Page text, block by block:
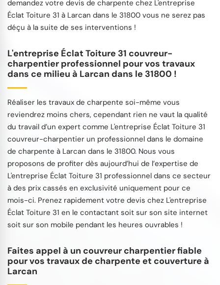
demandez votre devis de charpente chez L'entreprise
Éclat Toiture 31 à Larcan dans le 31800 vous ne serez pas
déçu à la suite de ses interventions !
L'entreprise Éclat Toiture 31 couvreur-
charpentier professionnel pour vos travaux
dans ce milieu à Larcan dans le 31800 !
Réaliser les travaux de charpente soi-même vous
reviendrez moins chers, cependant rien ne vaut la qualité
du travail d’un expert comme L'entreprise Éclat Toiture 31
couvreur-charpentier un professionnel dans le domaine
de charpente à Larcan dans le 31800. Nous vous
proposons de profiter dès aujourd’hui de l’expertise de
L'entreprise Éclat Toiture 31 professionnel dans ce secteur
à des prix cassés en exclusivité uniquement pour ce
mois-ci. Prenez rapidement votre devis chez L'entreprise
Éclat Toiture 31 en le contactant soit sur son site internet
soit sur son mobile pendant les heures ouvrables !
Faites appel à un couvreur charpentier fiable
pour vos travaux de charpente et couverture à
Larcan